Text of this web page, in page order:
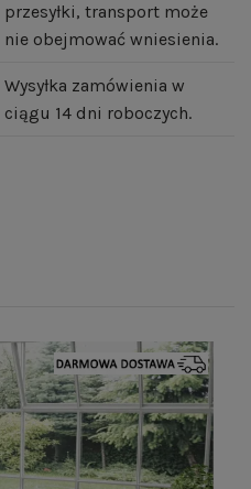
przesyłki, transport może
nie obejmować wniesienia.
Wysyłka zamówienia w
ciągu 14 dni roboczych.